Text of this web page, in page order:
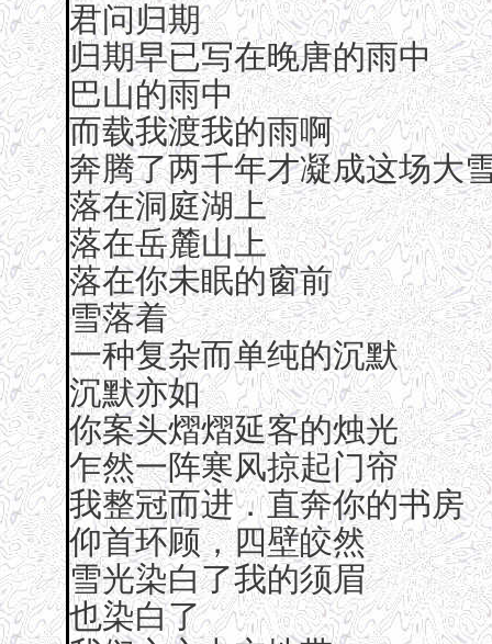
君问归期
归期早已写在晚唐的雨中
巴山的雨中
而载我渡我的雨啊
奔腾了两千年才凝成这场大
落在洞庭湖上
落在岳麓山上
落在你未眠的窗前
雪落着
一种复杂而单纯的沉默
沉默亦如
你案头熠熠延客的烛光
乍然一阵寒风掠起门帘
我整冠而进．直奔你的书房
仰首环顾，四壁皎然
雪光染白了我的须眉
也染白了